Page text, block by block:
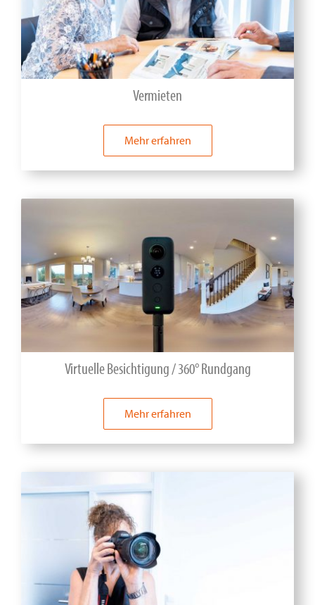
Vermieten
Mehr erfahren
Virtuelle Besichtigung / 360° Rundgang
Mehr erfahren